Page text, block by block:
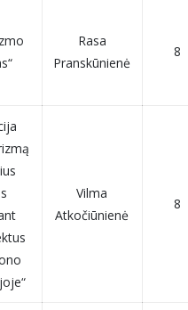
Rasa
Pranskūnienė
8
Vilma
Atkočiūnienė
8